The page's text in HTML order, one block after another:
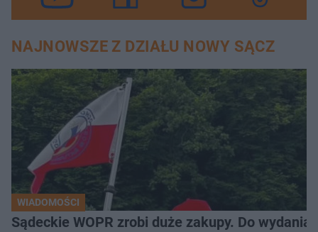
NAJNOWSZE Z DZIAŁU NOWY SĄCZ
WIADOMOŚCI
Sądeckie WOPR zrobi duże zakupy. Do wydania